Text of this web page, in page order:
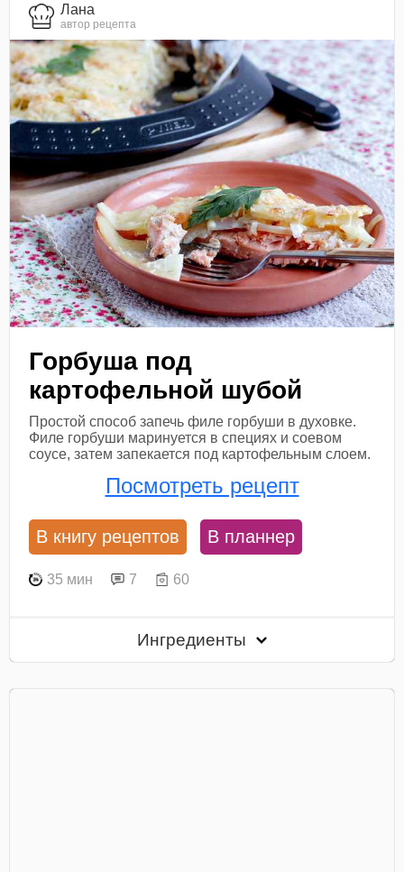
Лана
автор рецепта
Горбуша под
картофельной шубой
Простой способ запечь филе горбуши в духовке.
Филе горбуши маринуется в специях и соевом
соусе, затем запекается под картофельным слоем.
Посмотреть рецепт
В книгу рецептов В планнер
35 мин 7 60
Ингредиенты